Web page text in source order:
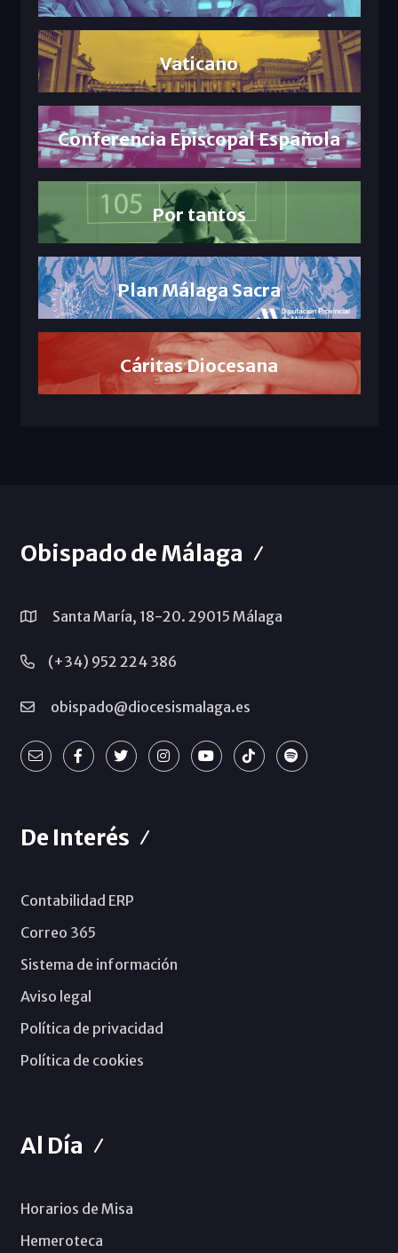
Vaticano
Conferencia Episcopal Española
Por tantos
Plan Málaga Sacra
Cáritas Diocesana
Obispado de Málaga
Santa María, 18-20. 29015 Málaga
(+34) 952 224 386
obispado@diocesismalaga.es
De Interés
Contabilidad ERP
Correo 365
Sistema de información
Aviso legal
Política de privacidad
Política de cookies
Al Día
Horarios de Misa
Hemeroteca